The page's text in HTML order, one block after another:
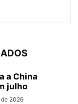
a China
julho
2026